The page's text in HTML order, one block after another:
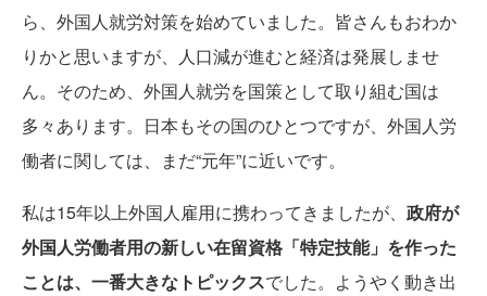
ら、外国人就労対策を始めていました。皆さんもおわか
りかと思いますが、人口減が進むと経済は発展しませ
ん。そのため、外国人就労を国策として取り組む国は
多々あります。日本もその国のひとつですが、外国人労
働者に関しては、まだ“元年”に近いです。
私は15年以上外国人雇用に携わってきましたが、 政府が
外国人労働者用の新しい在留資格「特定技能」を作った
ことは、一番大きなトピックスでした。ようやく動き出